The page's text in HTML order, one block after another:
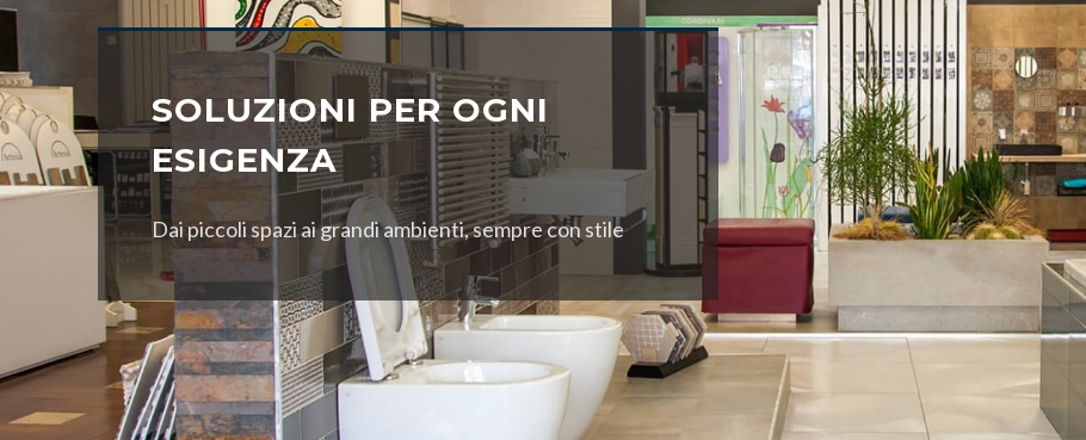
SOLUZIONI PER OGNI
ESIGENZA
Dai piccoli spazi ai grandi ambienti, sempre con stile